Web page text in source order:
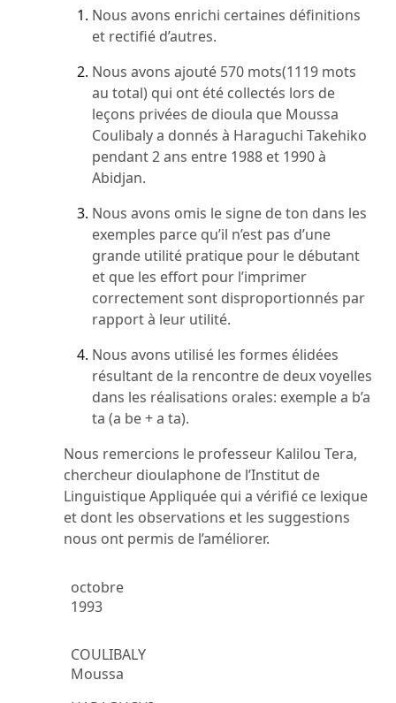
Nous avons enrichi certaines définitions
et rectifié d’autres.
Nous avons ajouté 570 mots(1119 mots
au total) qui ont été collectés lors de
leçons privées de dioula que Moussa
Coulibaly a donnés à Haraguchi Takehiko
pendant 2 ans entre 1988 et 1990 à
Abidjan.
Nous avons omis le signe de ton dans les
exemples parce qu’il n’est pas d’une
grande utilité pratique pour le débutant
et que les effort pour l’imprimer
correctement sont disproportionnés par
rapport à leur utilité.
Nous avons utilisé les formes élidées
résultant de la rencontre de deux voyelles
dans les réalisations orales: exemple a b’a
ta (a be + a ta).
Nous remercions le professeur Kalilou Tera,
chercheur dioulaphone de l’Institut de
Linguistique Appliquée qui a vérifié ce lexique
et dont les observations et les suggestions
nous ont permis de l’améliorer.
octobre
1993
COULIBALY
Moussa